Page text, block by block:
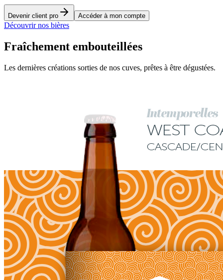
Devenir client pro Accéder à mon compte
Découvrir nos bières
Fraîchement embouteillées
Les dernières créations sorties de nos cuves, prêtes à être dégustées.